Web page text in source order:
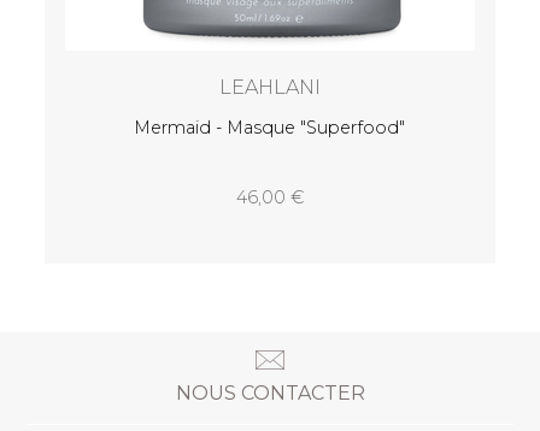
LEAHLANI
Mermaid - Masque "Superfood"
46,00
NOUS CONTACTER